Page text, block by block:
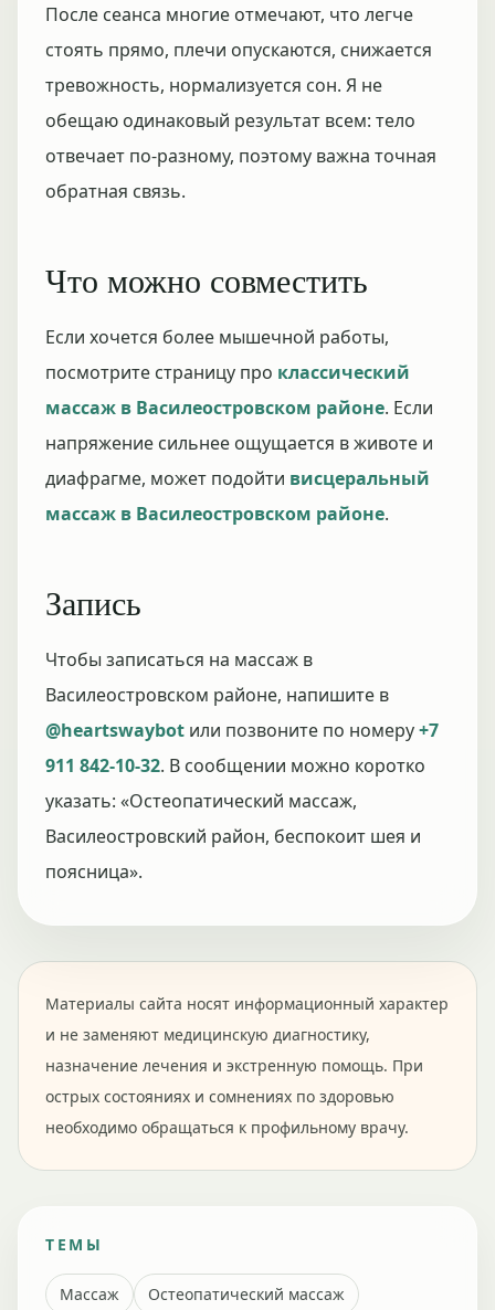
После сеанса многие отмечают, что легче
стоять прямо, плечи опускаются, снижается
тревожность, нормализуется сон. Я не
обещаю одинаковый результат всем: тело
отвечает по-разному, поэтому важна точная
обратная связь.
Что можно совместить
Если хочется более мышечной работы,
посмотрите страницу про классический
массаж в Василеостровском районе. Если
напряжение сильнее ощущается в животе и
диафрагме, может подойти висцеральный
массаж в Василеостровском районе.
Запись
Чтобы записаться на массаж в
Василеостровском районе, напишите в
@heartswaybot или позвоните по номеру+7
911 842-10-32. В сообщении можно коротко
указать: «Остеопатический массаж,
Василеостровский район, беспокоит шея и
поясница».
Материалы сайта носят информационный характер
и не заменяют медицинскую диагностику,
назначение лечения и экстренную помощь. При
острых состояниях и сомнениях по здоровью
необходимо обращаться к профильному врачу.
ТЕМЫ
Массаж
Остеопатический массаж